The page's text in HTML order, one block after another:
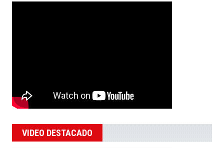
VIDEO DESTACADO